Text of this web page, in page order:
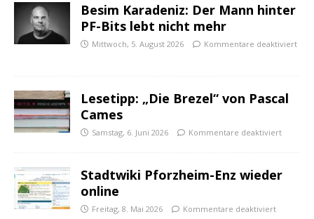
Besim Karadeniz: Der Mann hinter
PF-Bits lebt nicht mehr
Mittwoch, 5. August 2026 Kommentare deaktiviert
Lesetipp: „Die Brezel“ von Pascal
Cames
Samstag, 6. Juni 2026 Kommentare deaktiviert
Stadtwiki Pforzheim-Enz wieder
online
Freitag, 8. Mai 2026 Kommentare deaktiviert